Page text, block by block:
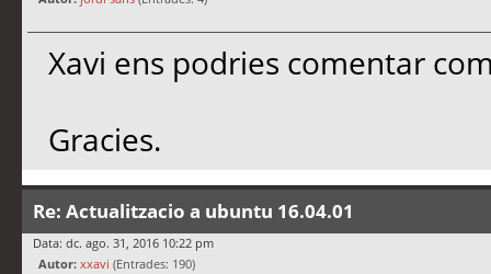
Xavi ens podries comentar
Gracies.
Re: Actualitzacio a ubuntu 16.04.01
Data: dc. ago. 31, 2016 10:22 pm
Autor: xxavi (Entrades: 190)